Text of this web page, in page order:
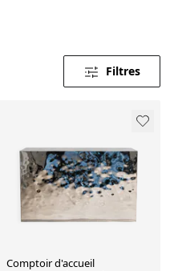
Filtres
Comptoir d'accueil